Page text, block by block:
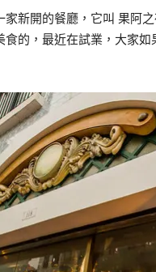
家新開的餐廳，它叫 果阿
食的，最近在試業，大家